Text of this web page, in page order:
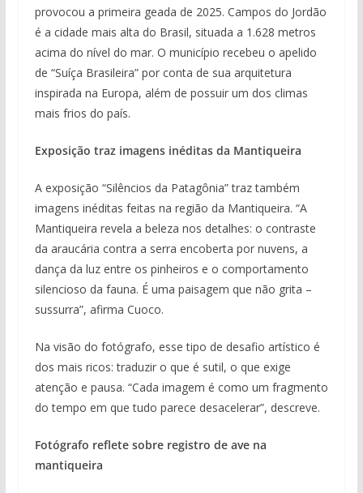
provocou a primeira geada de 2025. Campos do Jordão
é a cidade mais alta do Brasil, situada a 1.628 metros
acima do nível do mar. O município recebeu o apelido
de “Suíça Brasileira” por conta de sua arquitetura
inspirada na Europa, além de possuir um dos climas
mais frios do país.
Exposição traz imagens inéditas da Mantiqueira
A exposição “Silêncios da Patagônia” traz também
imagens inéditas feitas na região da Mantiqueira. “A
Mantiqueira revela a beleza nos detalhes: o contraste
da araucária contra a serra encoberta por nuvens, a
dança da luz entre os pinheiros e o comportamento
silencioso da fauna. É uma paisagem que não grita –
sussurra”, afirma Cuoco.
Na visão do fotógrafo, esse tipo de desafio artístico é
dos mais ricos: traduzir o que é sutil, o que exige
atenção e pausa. “Cada imagem é como um fragmento
do tempo em que tudo parece desacelerar”, descreve.
Fotógrafo reflete sobre registro de ave na
mantiqueira